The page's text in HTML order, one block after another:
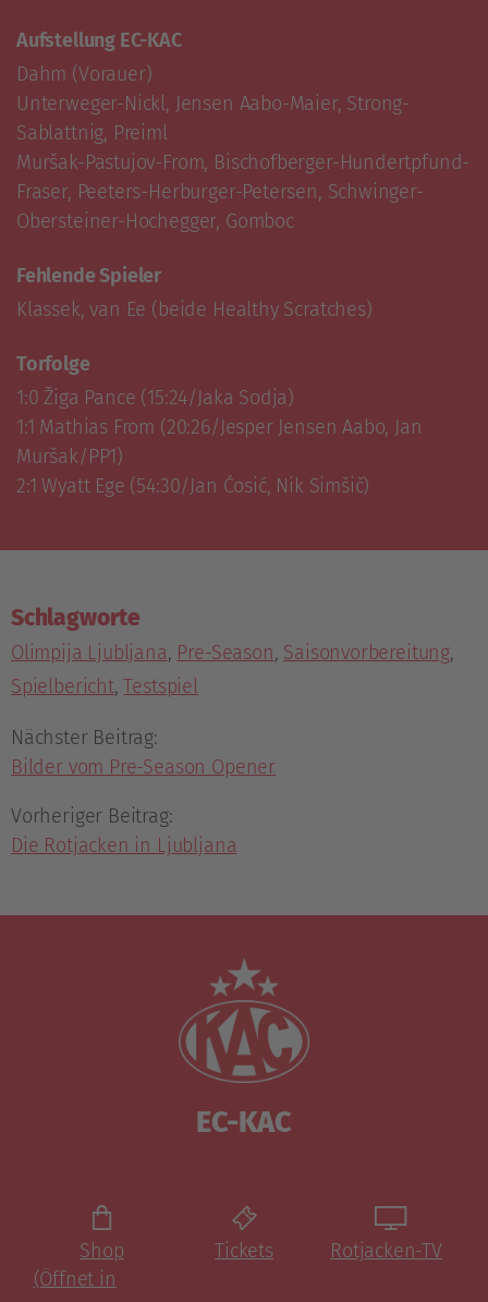
Aufstellung EC-KAC
Dahm (Vorauer)
Unterweger-Nickl, Jensen Aabo-Maier, Strong-
Sablattnig, Preiml
Muršak-Pastujov-From, Bischofberger-Hundertpfund-
Fraser, Peeters-Herburger-Petersen, Schwinger-
Obersteiner-Hochegger, Gomboc
Fehlende Spieler
Klassek, van Ee (beide Healthy Scratches)
Torfolge
1:0 Žiga Pance (15:24/Jaka Sodja)
1:1 Mathias From (20:26/Jesper Jensen Aabo, Jan
Muršak/PP1)
2:1 Wyatt Ege (54:30/Jan Ćosić, Nik Simšič)
Schlagworte
Olimpija Ljubljana, Pre-Season, Saisonvorbereitung,
Spielbericht,Testspiel
Nächster Beitrag:
Bilder vom Pre-Season Opener
Vorheriger Beitrag:
Die Rotjacken in Ljubljana
EC-KAC
Shop
(Öffnet in
Tickets Rotjacken-TV